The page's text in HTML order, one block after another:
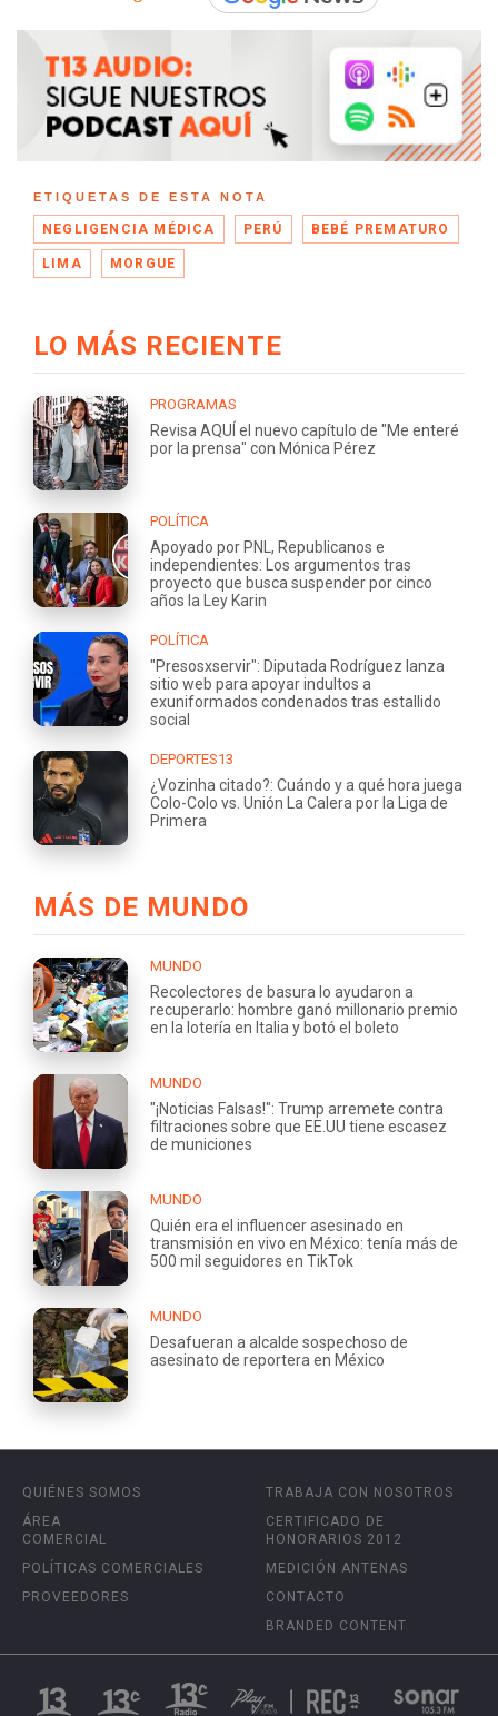
ETIQUETAS DE ESTA NOTA
NEGLIGENCIA MÉDICA PERÚ BEBÉ PREMATURO
LIMA MORGUE
LO MÁS RECIENTE
PROGRAMAS
Revisa AQUÍ el nuevo capítulo de "Me enteré
por la prensa" con Mónica Pérez
POLÍTICA
Apoyado por PNL, Republicanos e
independientes: Los argumentos tras
proyecto que busca suspender por cinco
años la Ley Karin
POLÍTICA
"Presosxservir": Diputada Rodríguez lanza
sitio web para apoyar indultos a
exuniformados condenados tras estallido
social
DEPORTES13
¿Vozinha citado?: Cuándo y a qué hora juega
Colo-Colo vs. Unión La Calera por la Liga de
Primera
MÁS DE MUNDO
MUNDO
Recolectores de basura lo ayudaron a
recuperarlo: hombre ganó millonario premio
en la lotería en Italia y botó el boleto
MUNDO
"¡Noticias Falsas!": Trump arremete contra
filtraciones sobre que EE.UU tiene escasez
de municiones
MUNDO
Quién era el influencer asesinado en
transmisión en vivo en México: tenía más de
500 mil seguidores en TikTok
MUNDO
Desafueran a alcalde sospechoso de
asesinato de reportera en México
QUIÉNES SOMOS
ÁREA
COMERCIAL
POLÍTICAS COMERCIALES
PROVEEDORES
TRABAJA CON NOSOTROS
CERTIFICADO DE
HONORARIOS 2012
MEDICIÓN ANTENAS
CONTACTO
BRANDED CONTENT